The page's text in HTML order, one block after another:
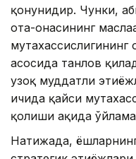
қонунидир. Чунки,
ота-онасининг
мутахассислигининг
асосида танлов
узоқ муддатли
ичида қайси
қолиши ҳақида
Натижада,